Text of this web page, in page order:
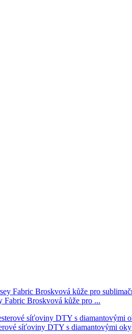
Fabric Broskvová kůže pro ...
síťoviny DTY s diamantovými oky